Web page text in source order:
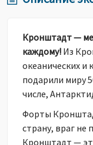
Кронштадт —
каждому! Из
океанических и
подарили миру
числе,
Форты
страну, враг не
Кронштадт —